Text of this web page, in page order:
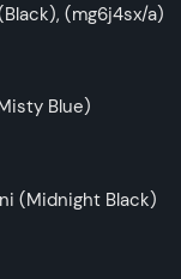
(mg6j4sx/a)
Blue)
(Midnight Black)